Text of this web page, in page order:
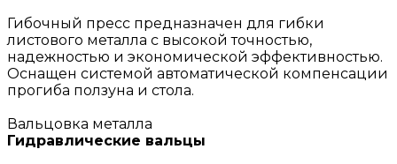
Гибочный пресс предназначен для гибки
листового металла с высокой точностью,
надежностью и экономической эффективностью.
Оснащен системой автоматической компенсации
прогиба ползуна и стола.
Вальцовка металла
Гидравлические вальцы